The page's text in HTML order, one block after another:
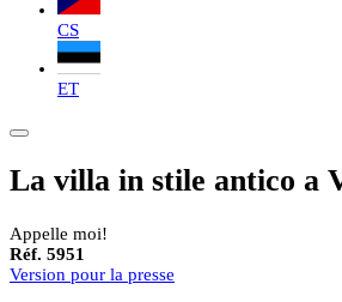
CS
ET
La villa in stile antico a
Appelle moi!
Réf. 5951
Version pour la presse